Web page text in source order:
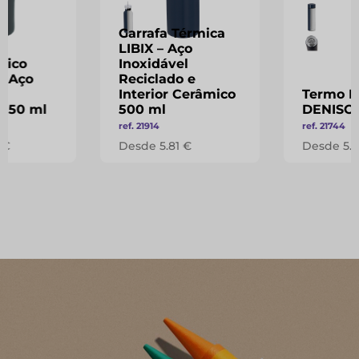
Aço
ml
€
Garrafa Térmica
LIBIX – Aço
Inoxidável
Reciclado e
Interior Cerâmico
500 ml
ref. 21914
Desde 5.81 €
Termo
ref. 21744
Desde